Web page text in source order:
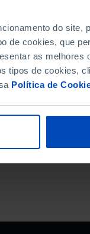
do site,
de cookies, que
as melhores
tipos de cookies,
Política de